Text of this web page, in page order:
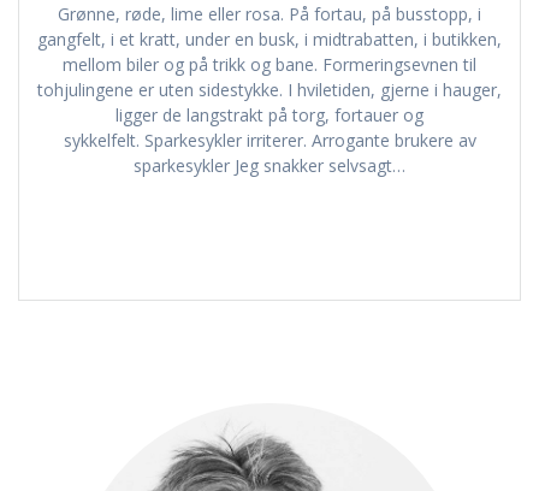
Grønne, røde, lime eller rosa. På fortau, på busstopp, i
gangfelt, i et kratt, under en busk, i midtrabatten, i butikken,
mellom biler og på trikk og bane. Formeringsevnen til
tohjulingene er uten sidestykke. I hviletiden, gjerne i hauger,
ligger de langstrakt på torg, fortauer og
sykkelfelt. Sparkesykler irriterer. Arrogante brukere av
sparkesykler Jeg snakker selvsagt…